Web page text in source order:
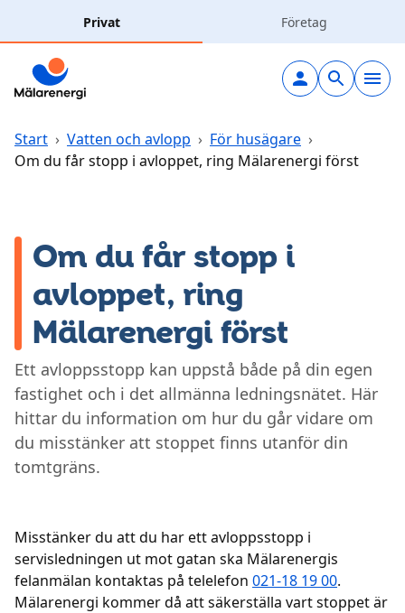
Privat Företag
Elavtal
Elnät
Fjärrvärme
Vatten & avlopp
Hållbarhet
Kundcenter
Start › Vatten och avlopp › För husägare ›
Om du får stopp i avloppet, ring Mälarenergi först
Om du får stopp i
avloppet, ring
Mälarenergi först
Ett avloppsstopp kan uppstå både på din egen
fastighet och i det allmänna ledningsnätet. Här
hittar du information om hur du går vidare om
du misstänker att stoppet finns utanför din
tomtgräns.
Misstänker du att du har ett avloppsstopp i
servisledningen ut mot gatan ska Mälarenergis
felanmälan kontaktas på telelefon 021-18 19 00.
Mälarenergi kommer då att säkerställa vart stoppet är